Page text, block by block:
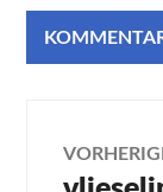
Vorheriger